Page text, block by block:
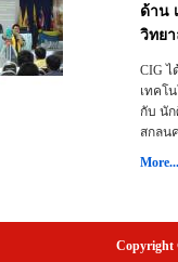
ด้าน
วิทย
CIG ไ
เทคโ
กับ นั
สกลน
More...
Copyright